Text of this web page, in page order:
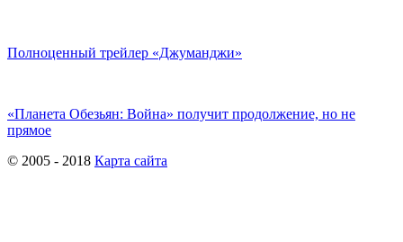
Полноценный трейлер «Джуманджи»
«Планета Обезьян: Война» получит продолжение, но не
прямое
© 2005 - 2018 Карта сайта